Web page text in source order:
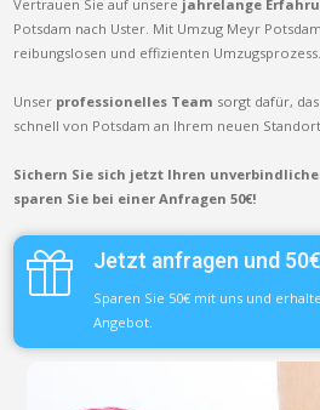
Vertrauen Sie auf unsere jahrelange
Potsdam nach Uster. Mit Umzug Meyr
reibungslosen und effizienten Umzugsprozess.
Unser professionelles Team sorgt dafür,
schnell von Potsdam an Ihrem neuen
Sichern Sie sich jetzt Ihren
sparen Sie bei einer Anfragen 50€!
Jetzt anfragen und
Sparen Sie 50€ mit uns und
Angebot.